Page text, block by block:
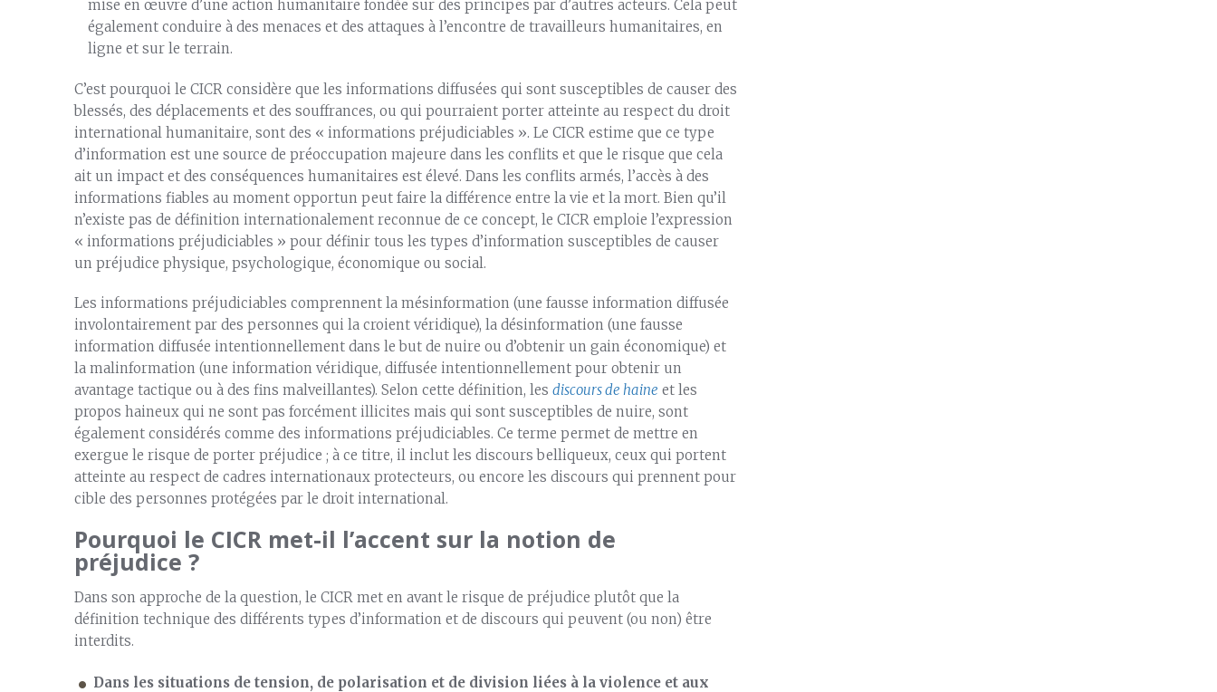
mise en œuvre d’une action humanitaire fondée sur des principes par d’autres acteurs. Cela peut
également conduire à des menaces et des attaques à l’encontre de travailleurs humanitaires, en
ligne et sur le terrain.
C’est pourquoi le CICR considère que les informations diffusées qui sont susceptibles de causer des
blessés, des déplacements et des souffrances, ou qui pourraient porter atteinte au respect du droit
international humanitaire, sont des « informations préjudiciables ». Le CICR estime que ce type
d’information est une source de préoccupation majeure dans les conflits et que le risque que cela
ait un impact et des conséquences humanitaires est élevé. Dans les conflits armés, l’accès à des
informations fiables au moment opportun peut faire la différence entre la vie et la mort. Bien qu’il
n’existe pas de définition internationalement reconnue de ce concept, le CICR emploie l’expression
« informations préjudiciables » pour définir tous les types d’information susceptibles de causer
un préjudice physique, psychologique, économique ou social.
Les informations préjudiciables comprennent la mésinformation (une fausse information diffusée
involontairement par des personnes qui la croient véridique), la désinformation (une fausse
information diffusée intentionnellement dans le but de nuire ou d’obtenir un gain économique) et
la malinformation (une information véridique, diffusée intentionnellement pour obtenir un
avantage tactique ou à des fins malveillantes). Selon cette définition, les discours de haine et les
propos haineux qui ne sont pas forcément illicites mais qui sont susceptibles de nuire, sont
également considérés comme des informations préjudiciables. Ce terme permet de mettre en
exergue le risque de porter préjudice ; à ce titre, il inclut les discours belliqueux, ceux qui portent
atteinte au respect de cadres internationaux protecteurs, ou encore les discours qui prennent pour
cible des personnes protégées par le droit international.
Pourquoi le CICR met-il l’accent sur la notion de
préjudice ?
Dans son approche de la question, le CICR met en avant le risque de préjudice plutôt que la
définition technique des différents types d’information et de discours qui peuvent (ou non) être
interdits.
Dans les situations de tension, de polarisation et de division liées à la violence et aux